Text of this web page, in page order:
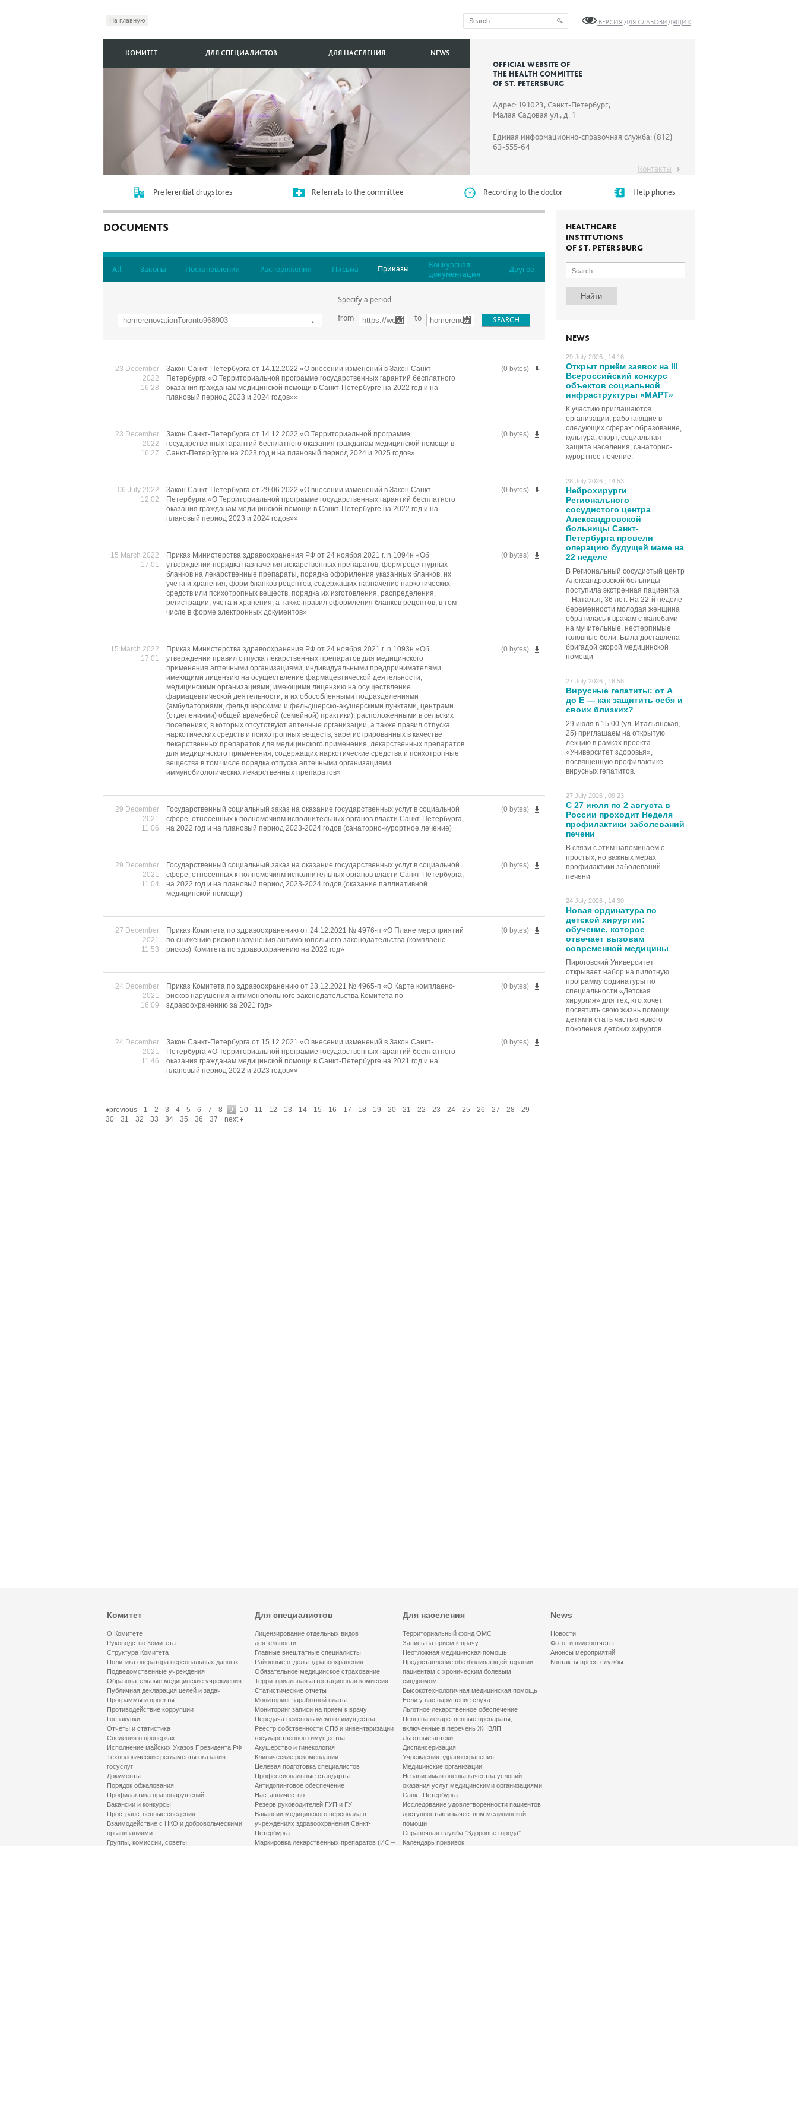
На главную ВЕРСИЯ ДЛЯ СЛАБОВИДЯЩИХ
OFFICIAL WEBSITE OF
THE HEALTH COMMITTEE
OF ST. PETERSBURG
Адрес: 191023, Санкт-Петербург,
Малая Садовая ул., д. 1
Единая информационно-справочная служба: (812)
63-555-64
Контакты
КОМИТЕТ ДЛЯ СПЕЦИАЛИСТОВ ДЛЯ НАСЕЛЕНИЯ NEWS
Preferential drugstores Referrals to the committee Recording to the doctor Help phones
HEALTHCARE
INSTITUTIONS
OF ST. PETERSBURG
NEWS
29 July 2026 , 14:16
Открыт приём заявок на III
Всероссийский конкурс
объектов социальной
инфраструктуры «МАРТ»
К участию приглашаются
организации, работающие в
следующих сферах: образование,
культура, спорт, социальная
защита населения, санаторно-
курортное лечение.
28 July 2026 , 14:53
Нейрохирурги
Регионального
сосудистого центра
Александровской
больницы Санкт-
Петербурга провели
операцию будущей маме на
22 неделе
В Региональный сосудистый центр
Александровской больницы
поступила экстренная пациентка
– Наталья, 36 лет. На 22-й неделе
беременности молодая женщина
обратилась к врачам с жалобами
на мучительные, нестерпимые
головные боли. Была доставлена
бригадой скорой медицинской
помощи
27 July 2026 , 16:58
Вирусные гепатиты: от А
до Е — как защитить себя и
своих близких?
29 июля в 15:00 (ул. Итальянская,
25) приглашаем на открытую
лекцию в рамках проекта
«Университет здоровья»,
посвященную профилактике
вирусных гепатитов.
27 July 2026 , 09:23
С 27 июля по 2 августа в
России проходит Неделя
профилактики заболеваний
печени
В связи с этим напоминаем о
простых, но важных мерах
профилактики заболеваний
печени
24 July 2026 , 14:30
Новая ординатура по
детской хирургии:
обучение, которое
отвечает вызовам
современной медицины
Пироговский Университет
открывает набор на пилотную
программу ординатуры по
специальности «Детская
хирургия» для тех, кто хочет
посвятить свою жизнь помощи
детям и стать частью нового
поколения детских хирургов.
DOCUMENTS
All Законы Постановления Распоряжения Письма Приказы
Конкурсная
документация
Другое
Specify a period
from
to
23 December
2022
16:28
(0 bytes)
Закон Санкт-Петербурга от 14.12.2022 «О внесении изменений в Закон Санкт-
Петербурга «О Территориальной программе государственных гарантий бесплатного
оказания гражданам медицинской помощи в Санкт-Петербурге на 2022 год и на
плановый период 2023 и 2024 годов»»
23 December
2022
16:27
(0 bytes)
Закон Санкт-Петербурга от 14.12.2022 «О Территориальной программе
государственных гарантий бесплатного оказания гражданам медицинской помощи в
Санкт-Петербурге на 2023 год и на плановый период 2024 и 2025 годов»
06 July 2022
12:02
(0 bytes)
Закон Санкт-Петербурга от 29.06.2022 «О внесении изменений в Закон Санкт-
Петербурга «О Территориальной программе государственных гарантий бесплатного
оказания гражданам медицинской помощи в Санкт-Петербурге на 2022 год и на
плановый период 2023 и 2024 годов»»
15 March 2022
17:01
(0 bytes)
Приказ Министерства здравоохранения РФ от 24 ноября 2021 г. n 1094н «Об
утверждении порядка назначения лекарственных препаратов, форм рецептурных
бланков на лекарственные препараты, порядка оформления указанных бланков, их
учета и хранения, форм бланков рецептов, содержащих назначение наркотических
средств или психотропных веществ, порядка их изготовления, распределения,
регистрации, учета и хранения, а также правил оформления бланков рецептов, в том
числе в форме электронных документов»
15 March 2022
17:01
(0 bytes)
Приказ Министерства здравоохранения РФ от 24 ноября 2021 г. n 1093н «Об
утверждении правил отпуска лекарственных препаратов для медицинского
применения аптечными организациями, индивидуальными предпринимателями,
имеющими лицензию на осуществление фармацевтической деятельности,
медицинскими организациями, имеющими лицензию на осуществление
фармацевтической деятельности, и их обособленными подразделениями
(амбулаториями, фельдшерскими и фельдшерско-акушерскими пунктами, центрами
(отделениями) общей врачебной (семейной) практики), расположенными в сельских
поселениях, в которых отсутствуют аптечные организации, а также правил отпуска
наркотических средств и психотропных веществ, зарегистрированных в качестве
лекарственных препаратов для медицинского применения, лекарственных препаратов
для медицинского применения, содержащих наркотические средства и психотропные
вещества в том числе порядка отпуска аптечными организациями
иммунобиологических лекарственных препаратов»
29 December
2021
11:06
(0 bytes)
Государственный социальный заказ на оказание государственных услуг в социальной
сфере, отнесенных к полномочиям исполнительных органов власти Санкт-Петербурга,
на 2022 год и на плановый период 2023-2024 годов (санаторно-курортное лечение)
29 December
2021
11:04
(0 bytes)
Государственный социальный заказ на оказание государственных услуг в социальной
сфере, отнесенных к полномочиям исполнительных органов власти Санкт-Петербурга,
на 2022 год и на плановый период 2023-2024 годов (оказание паллиативной
медицинской помощи)
27 December
2021
11:53
(0 bytes)
Приказ Комитета по здравоохранению от 24.12.2021 № 4976-п «О Плане мероприятий
по снижению рисков нарушения антимонопольного законодательства (комплаенс-
рисков) Комитета по здравоохранению на 2022 год»
24 December
2021
16:09
(0 bytes)
Приказ Комитета по здравоохранению от 23.12.2021 № 4965-п «О Карте комплаенс-
рисков нарушения антимонопольного законодательства Комитета по
здравоохранению за 2021 год»
24 December
2021
11:46
(0 bytes)
Закон Санкт-Петербурга от 15.12.2021 «О внесении изменений в Закон Санкт-
Петербурга «О Территориальной программе государственных гарантий бесплатного
оказания гражданам медицинской помощи в Санкт-Петербурге на 2021 год и на
плановый период 2022 и 2023 годов»»
previous 1 2 3 4 5 6 7 8 9 10 11 12 13 14 15 16 17 18 19 20 21 22 23 24 25 26 27 28
29
30
31 32 33 34 35 36 37 next
Комитет
О Комитете
Руководство Комитета
Структура Комитета
Политика оператора персональных данных
Подведомственные учреждения
Образовательные медицинские учреждения
Публичная декларация целей и задач
Программы и проекты
Противодействие коррупции
Госзакупки
Отчеты и статистика
Сведения о проверках
Исполнение майских Указов Президента РФ
Технологические регламенты оказания
госуслуг
Документы
Порядок обжалования
Профилактика правонарушений
Вакансии и конкурсы
Пространственные сведения
Взаимодействие с НКО и добровольческими
организациями
Группы, комиссии, советы
Для специалистов
Лицензирование отдельных видов
деятельности
Главные внештатные специалисты
Районные отделы здравоохранения
Обязательное медицинское страхование
Территориальная аттестационная комиссия
Статистические отчеты
Мониторинг заработной платы
Мониторинг записи на прием к врачу
Передача неиспользуемого имущества
Реестр собственности СПб и инвентаризации
государственного имущества
Акушерство и гинекология
Клинические рекомендации
Целевая подготовка специалистов
Профессиональные стандарты
Антидопинговое обеспечение
Наставничество
Резерв руководителей ГУП и ГУ
Вакансии медицинского персонала в
учреждениях здравоохранения Санкт-
Петербурга
Маркировка лекарственных препаратов (ИС –
Для населения
Территориальный фонд ОМС
Запись на прием к врачу
Неотложная медицинская помощь
Предоставление обезболивающей терапии
пациентам с хроническим болевым
синдромом
Высокотехнологичная медицинская помощь
Если у вас нарушение слуха
Льготное лекарственное обеспечение
Цены на лекарственные препараты,
включенные в перечень ЖНВЛП
Льготные аптеки
Диспансеризация
Учреждения здравоохранения
Медицинские организации
Независимая оценка качества условий
оказания услуг медицинскими организациями
Санкт-Петербурга
Исследование удовлетворенности пациентов
доступностью и качеством медицинской
помощи
Справочная служба "Здоровье города"
Календарь прививок
News
Новости
Фото- и видеоотчеты
Анонсы мероприятий
Контакты пресс-службы